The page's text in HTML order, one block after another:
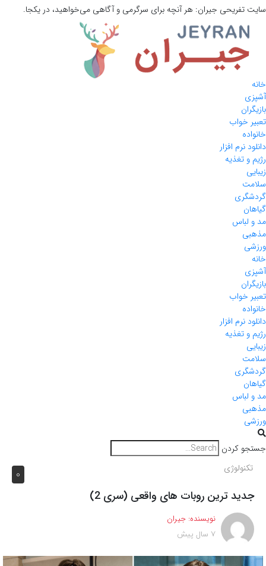
سایت تفریحی جیران: هر آنچه برای سرگرمی و آگاهی می‌خواهید، در یکجا.
خانه
آشپزی
بازیگران
تعبیر خواب
خانواده
دانلود نرم افزار
رژیم و تغذیه
زیبایی
سلامت
گردشگری
گیاهان
مد و لباس
مذهبی
ورزشی
خانه
آشپزی
بازیگران
تعبیر خواب
خانواده
دانلود نرم افزار
رژیم و تغذیه
زیبایی
سلامت
گردشگری
گیاهان
مد و لباس
مذهبی
ورزشی
جستجو کردن
0 تکنولوژی
جدید ترین روبات های واقعی (سری 2)
نویسنده: جیران
7 سال پیش